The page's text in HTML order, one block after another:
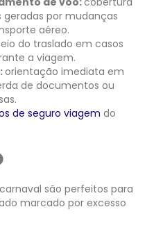
geradas por mudanças
aéreo.
do traslado em casos
a viagem.
orientação imediata em
de documentos ou
de seguro viagem do
são perfeitos para
marcado por excesso